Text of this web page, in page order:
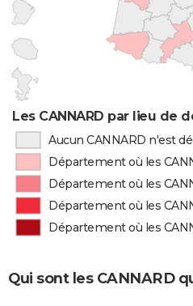
Les CANNARD par lieu de
Aucun CANNARD n'est
Département où les
Département où les
Département où les
Département où les
Qui sont les CANNARD